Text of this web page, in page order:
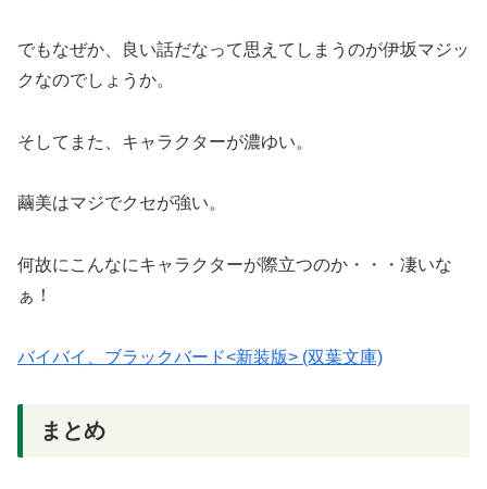
でもなぜか、良い話だなって思えてしまうのが伊坂マジッ
クなのでしょうか。
そしてまた、キャラクターが濃ゆい。
繭美はマジでクセが強い。
何故にこんなにキャラクターが際立つのか・・・凄いな
ぁ！
バイバイ、ブラックバード<新装版> (双葉文庫)
まとめ